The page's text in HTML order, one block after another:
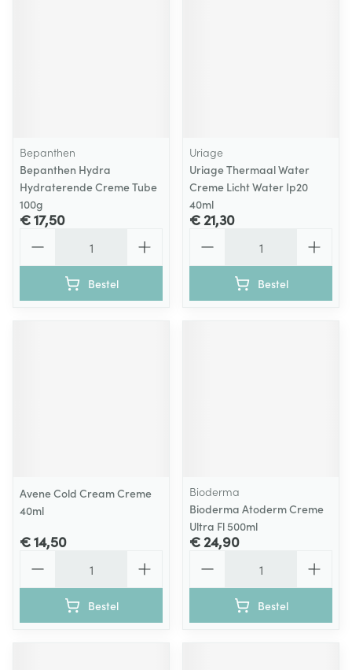
Bepanthen
Bepanthen Hydra
Hydraterende Creme Tube
100g
€ 17,50
Bestel
Uriage
Uriage Thermaal Water
Creme Licht Water Ip20
40ml
€ 21,30
Bestel
Avene Cold Cream Creme
40ml
€ 14,50
Bestel
Bioderma
Bioderma Atoderm Creme
Ultra Fl 500ml
€ 24,90
Bestel